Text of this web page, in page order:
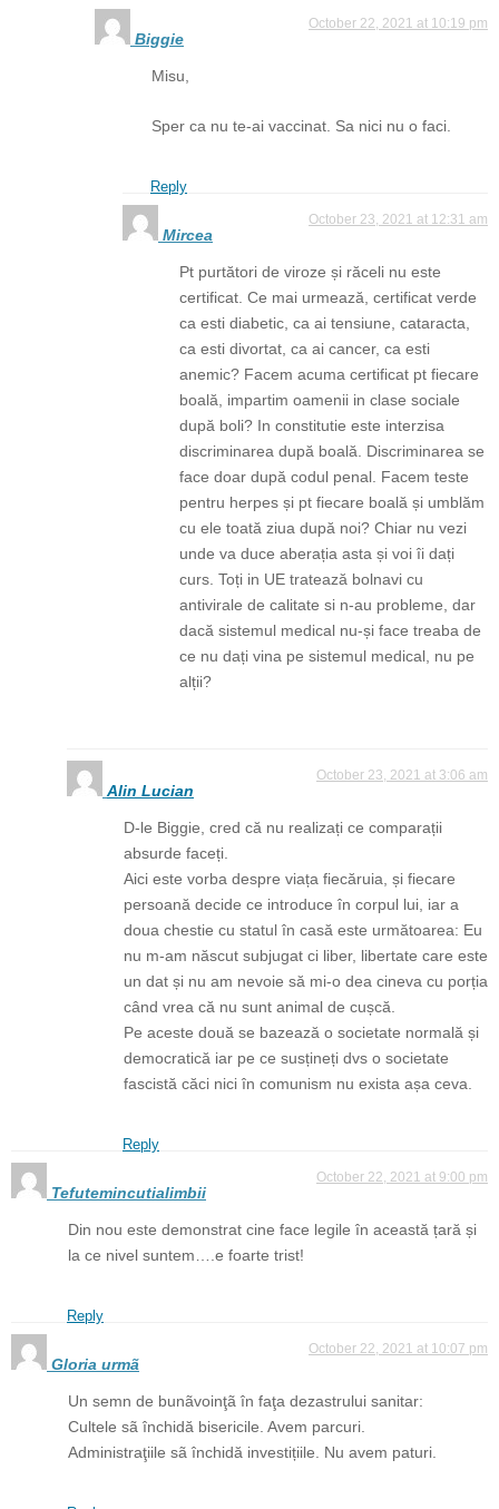
Biggie
October 22, 2021 at 10:19 pm
Misu,
Sper ca nu te-ai vaccinat. Sa nici nu o faci.
Reply
Mircea
October 23, 2021 at 12:31 am
Pt purtători de viroze și răceli nu este
certificat. Ce mai urmează, certificat verde
ca esti diabetic, ca ai tensiune, cataracta,
ca esti divortat, ca ai cancer, ca esti
anemic? Facem acuma certificat pt fiecare
boală, impartim oamenii in clase sociale
după boli? In constitutie este interzisa
discriminarea după boală. Discriminarea se
face doar după codul penal. Facem teste
pentru herpes și pt fiecare boală și umblăm
cu ele toată ziua după noi? Chiar nu vezi
unde va duce aberația asta și voi îi dați
curs. Toți in UE tratează bolnavi cu
antivirale de calitate si n-au probleme, dar
dacă sistemul medical nu-și face treaba de
ce nu dați vina pe sistemul medical, nu pe
alții?
Alin Lucian
October 23, 2021 at 3:06 am
D-le Biggie, cred că nu realizați ce comparații
absurde faceți.
Aici este vorba despre viața fiecăruia, și fiecare
persoană decide ce introduce în corpul lui, iar a
doua chestie cu statul în casă este următoarea: Eu
nu m-am născut subjugat ci liber, libertate care este
un dat și nu am nevoie să mi-o dea cineva cu porția
când vrea că nu sunt animal de cușcă.
Pe aceste două se bazează o societate normală și
democratică iar pe ce susțineți dvs o societate
fascistă căci nici în comunism nu exista așa ceva.
Reply
Tefutemincutialimbii
October 22, 2021 at 9:00 pm
Din nou este demonstrat cine face legile în această țară și
la ce nivel suntem….e foarte trist!
Reply
Gloria urmã
October 22, 2021 at 10:07 pm
Un semn de bunãvoinţã în faţa dezastrului sanitar:
Cultele sã închidă bisericile. Avem parcuri.
Administraţiile sã închidă investițiile. Nu avem paturi.